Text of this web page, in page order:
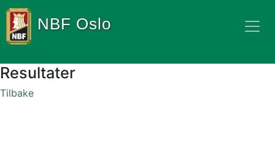
NBF Oslo
Resultater
Tilbake